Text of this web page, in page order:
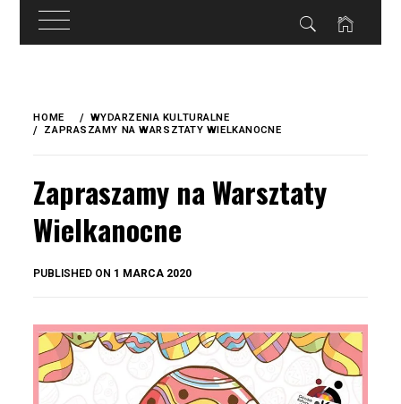
treści
content
HOME
WYDARZENIA KULTURALNE
ZAPRASZAMY NA WARSZTATY WIELKANOCNE
Zapraszamy na Warsztaty
Wielkanocne
PUBLISHED ON 1 MARCA 2020